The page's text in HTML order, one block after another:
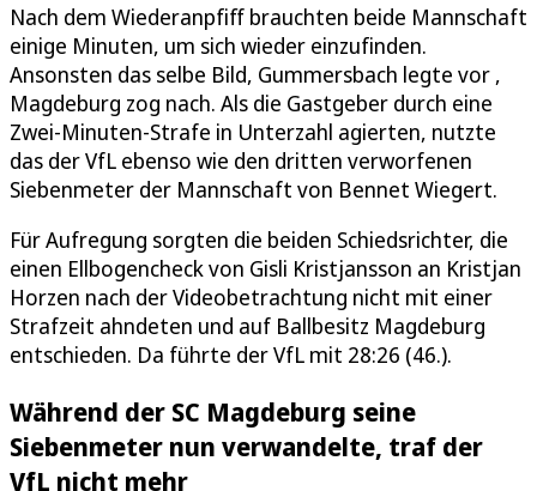
Nach dem Wiederanpfiff brauchten beide Mannschaft
einige Minuten, um sich wieder einzufinden.
Ansonsten das selbe Bild, Gummersbach legte vor ,
Magdeburg zog nach. Als die Gastgeber durch eine
Zwei-Minuten-Strafe in Unterzahl agierten, nutzte
das der VfL ebenso wie den dritten verworfenen
Siebenmeter der Mannschaft von Bennet Wiegert.
Für Aufregung sorgten die beiden Schiedsrichter, die
einen Ellbogencheck von Gisli Kristjansson an Kristjan
Horzen nach der Videobetrachtung nicht mit einer
Strafzeit ahndeten und auf Ballbesitz Magdeburg
entschieden. Da führte der VfL mit 28:26 (46.).
Während der SC Magdeburg seine
Siebenmeter nun verwandelte, traf der
VfL nicht mehr